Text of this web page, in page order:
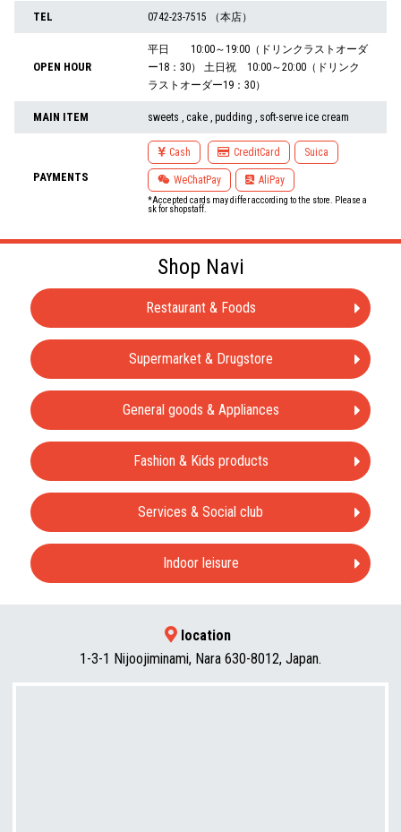
TEL 0742-23-7515 （本店）
OPEN HOUR
平日 10:00～19:00（ドリンクラストオーダ
ー18：30） 土日祝 10:00～20:00（ドリンク
ラストオーダー19：30）
MAIN ITEM sweets , cake , pudding , soft-serve ice cream
PAYMENTS
Cash CreditCard Suica
WeChatPay AliPay
*Accepted cards may differ according to the store. Please a
sk for shopstaff.
Shop Navi
Restaurant & Foods
Supermarket & Drugstore
General goods & Appliances
Fashion & Kids products
Services & Social club
Indoor leisure
location
1-3-1 Nijoojiminami, Nara 630-8012, Japan.